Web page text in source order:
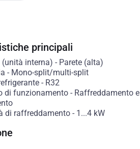
principali
(unità interna) - Parete (alta)
- Mono-split/multi-split
- R32
di funzionamento- Raffreddamento e
di raffreddamento- 1...4 kW